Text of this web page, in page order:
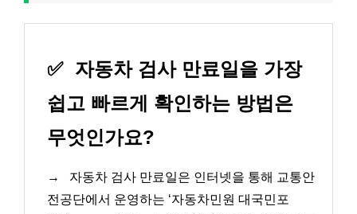
✅ 자동차 검사 만료일을 가장
쉽고 빠르게 확인하는 방법은
무엇인가요?
→
자동차 검사 만료일은 인터넷을 통해 교통안
전공단에서 운영하는 ‘자동차민원 대국민포